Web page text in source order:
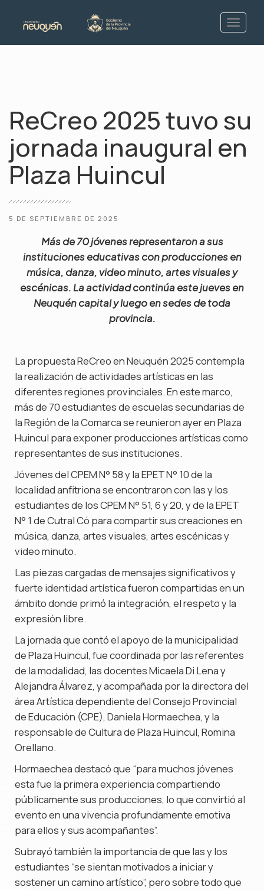
ReCreo 2025 tuvo su
jornada inaugural en
Plaza Huincul
5 DE SEPTIEMBRE DE 2025
Más de 70 jóvenes representaron a sus
instituciones educativas con producciones en
música, danza, video minuto, artes visuales y
escénicas. La actividad continúa este jueves en
Neuquén capital y luego en sedes de toda
provincia.
La propuesta ReCreo en Neuquén 2025 contempla
la realización de actividades artísticas en las
diferentes regiones provinciales. En este marco,
más de 70 estudiantes de escuelas secundarias de
la Región de la Comarca se reunieron ayer en Plaza
Huincul para exponer producciones artísticas como
representantes de sus instituciones.
Jóvenes del CPEM N° 58 y la EPET N° 10 de la
localidad anfitriona se encontraron con las y los
estudiantes de los CPEM N° 51, 6 y 20, y de la EPET
N° 1 de Cutral Có para compartir sus creaciones en
música, danza, artes visuales, artes escénicas y
video minuto.
Las piezas cargadas de mensajes significativos y
fuerte identidad artística fueron compartidas en un
ámbito donde primó la integración, el respeto y la
expresión libre.
La jornada que contó el apoyo de la municipalidad
de Plaza Huincul, fue coordinada por las referentes
de la modalidad, las docentes Micaela Di Lena y
Alejandra Álvarez, y acompañada por la directora del
área Artística dependiente del Consejo Provincial
de Educación (CPE), Daniela Hormaechea, y la
responsable de Cultura de Plaza Huincul, Romina
Orellano.
Hormaechea destacó que “para muchos jóvenes
esta fue la primera experiencia compartiendo
públicamente sus producciones, lo que convirtió al
evento en una vivencia profundamente emotiva
para ellos y sus acompañantes”.
Subrayó también la importancia de que las y los
estudiantes “se sientan motivados a iniciar y
sostener un camino artístico”, pero sobre todo que